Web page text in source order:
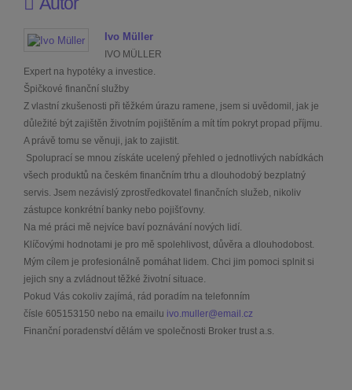
Ivo Müller
IVO MÜLLER
Expert na hypotéky a investice.
Špičkové finanční služby
Z vlastní zkušenosti při těžkém úrazu ramene, jsem si uvědomil, jak je
důležité být zajištěn životním pojištěním a mít tím pokryt propad příjmu.
A právě tomu se věnuji, jak to zajistit.
Spoluprací se mnou získáte ucelený přehled o jednotlivých nabídkách
všech produktů na českém finančním trhu a dlouhodobý bezplatný
servis. Jsem nezávislý zprostředkovatel finančních služeb, nikoliv
zástupce konkrétní banky nebo pojišťovny.
Na mé práci mě nejvíce baví poznávání nových lidí.
Klíčovými hodnotami je pro mě spolehlivost, důvěra a dlouhodobost.
Mým cílem je profesionálně pomáhat lidem. Chci jim pomoci splnit si
jejich sny a zvládnout těžké životní situace.
Pokud Vás cokoliv zajímá, rád poradím na telefonním
čísle 605153150 nebo na emailu ivo.muller@email.cz
Finanční poradenství dělám ve společnosti Broker trust a.s.